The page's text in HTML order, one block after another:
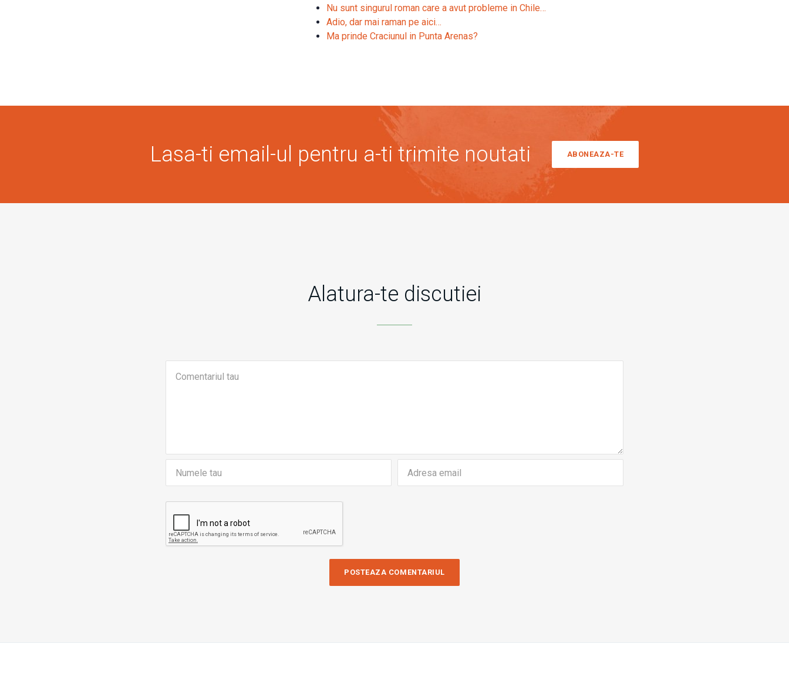
Nu sunt singurul roman care a avut probleme in Chile…
Adio, dar mai raman pe aici…
Ma prinde Craciunul in Punta Arenas?
Lasa-ti email-ul pentru a-ti trimite noutati ABONEAZA-TE
Alatura-te discutiei